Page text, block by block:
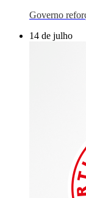
Governo
14 de julho